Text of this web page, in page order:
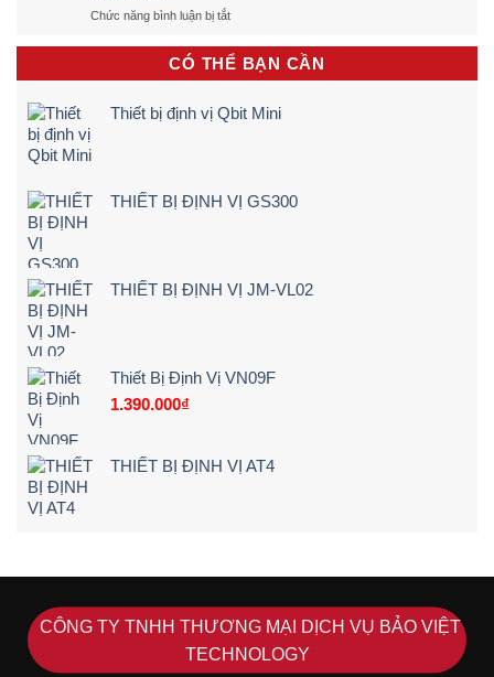
Chính
100%
(Quy
5
Vị
Đạp
Điện,
Máy
Điện
Rẻ
–
Chức năng bình luận bị tắtở
vị
hộp
đen
cảnh
xe
CÓ THỂ BẠN CẦN
Thiết bị định vị Qbit Mini
THIẾT BỊ ĐỊNH VỊ GS300
THIẾT BỊ ĐỊNH VỊ JM-VL02
Thiết Bị Định Vị VN09F
1.390.000₫
THIẾT BỊ ĐỊNH VỊ AT4
CÔNG TY TNHH THƯƠNG MẠI DỊCH VỤ BẢO VIỆT
TECHNOLOGY